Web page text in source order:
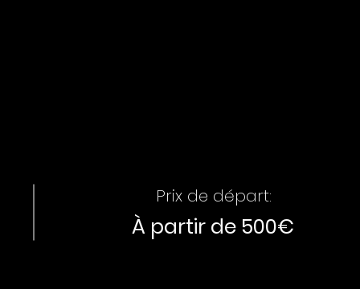
Prix de départ:
À partir de 500€